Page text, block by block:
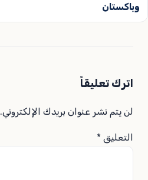
وباكستان
اترك تعليقاً
لن يتم نشر عنوان بريدك الإلكتروني.
التعليق*